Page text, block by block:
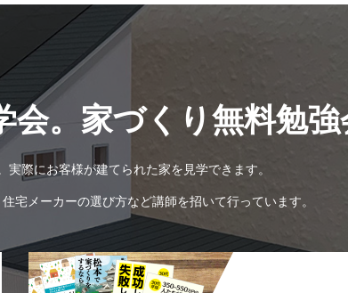
。家づくり無料勉強
際にお客様が建てられた家を見学できます。
宅メーカーの選び方など講師を招いて行っています。